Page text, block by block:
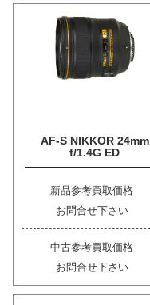
AF-S NIKKOR 24mm
f/1.4G ED
新品参考買取価格
お問合せ下さい
中古参考買取価格
お問合せ下さい